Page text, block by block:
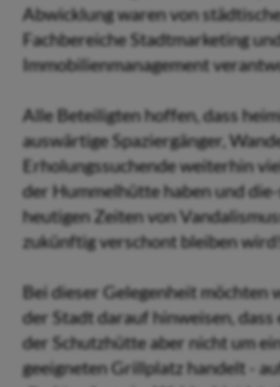
Abwicklung waren von
Fachbereiche Stadtmarketing
Immobilienmanagement
Alle Beteiligten hoffen, dass
auswärtige Spaziergänger,
Erholungssuchende weiterhin
der Hummelhütte haben und
heutigen Zeiten von
zukünftig verschont bleiben wird!
Bei dieser Gelegenheit möchten
der Stadt darauf hinweisen, dass
der Schutzhütte aber nicht um
geeigneten Grillplatz handelt -